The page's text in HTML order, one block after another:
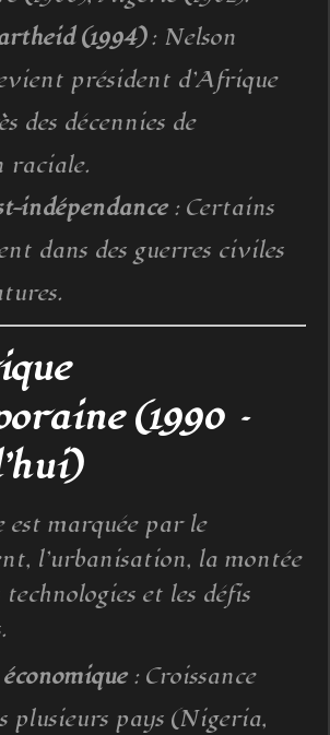
(1994): Nelson
président d’Afrique
des décennies de
raciale.
indépendance: Certains
dans des guerres civiles
(1990 –
est marquée par le
l’urbanisation, la montée
technologies et les défis
: Croissance
plusieurs pays (Nigeria,